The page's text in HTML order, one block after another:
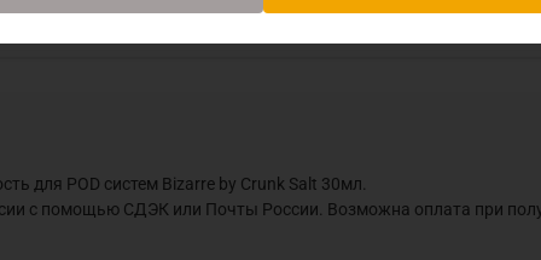
для POD систем Bizarre by Crunk Salt 30мл.
с помощью СДЭК или Почты России. Возможна оплата при